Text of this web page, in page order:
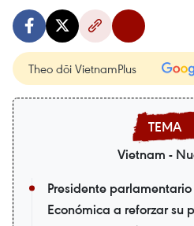
Theo dõi VietnamPlus
Vietnam -
Presidente
Económica a reforzar su